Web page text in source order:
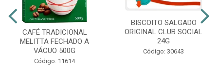
CAFÉ TRADICIONAL
MELITTA FECHADO A
VÁCUO 500G
Código: 11614
BISCOITO SALGADO
ORIGINAL CLUB SOCIAL
24G
Código: 30643